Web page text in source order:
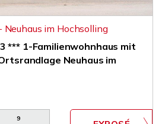
im Hochsolling
*** 1-Familienwohnhaus mit
Neuhaus im
9